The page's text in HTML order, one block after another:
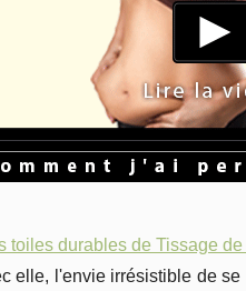
toiles durables de Tissage de
elle, l'envie irrésistible de